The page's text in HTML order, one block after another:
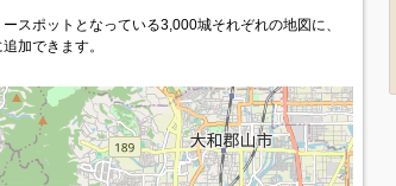
スポットとなっている3,000城それぞれの地図に、
加できます。